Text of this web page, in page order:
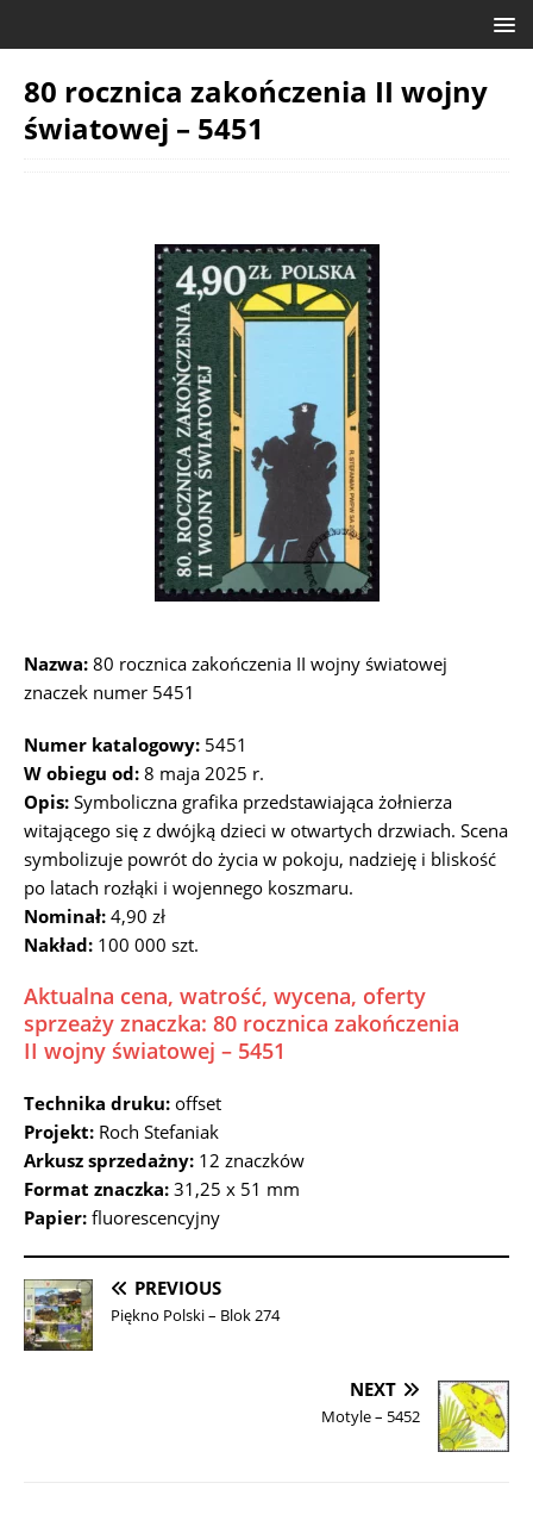
80 rocznica zakończenia II wojny
światowej – 5451
Nazwa: 80 rocznica zakończenia II wojny światowej
znaczek numer 5451
Numer katalogowy: 5451
W obiegu od: 8 maja 2025 r.
Opis: Symboliczna grafika przedstawiająca żołnierza
witającego się z dwójką dzieci w otwartych drzwiach. Scena
symbolizuje powrót do życia w pokoju, nadzieję i bliskość
po latach rozłąki i wojennego koszmaru.
Nominał: 4,90 zł
Nakład: 100 000 szt.
Aktualna cena, watrość, wycena, oferty
sprzeaży znaczka: 80 rocznica zakończenia
II wojny światowej – 5451
Technika druku: offset
Projekt: Roch Stefaniak
Arkusz sprzedażny: 12 znaczków
Format znaczka: 31,25 x 51 mm
Papier: fluorescencyjny
PREVIOUS
Piękno Polski – Blok 274
NEXT
Motyle – 5452